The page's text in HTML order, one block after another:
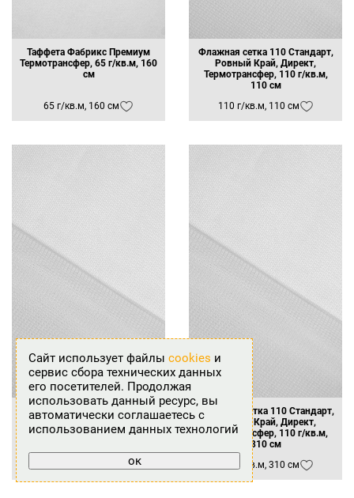
Таффета Фабрикс Премиум
Термотрансфер, 65 г/кв.м, 160
см
65 г/кв.м, 160 см
Флажная сетка 110 Стандарт,
Ровный Край, Директ,
Термотрансфер, 110 г/кв.м,
110 см
110 г/кв.м, 110 см
Флажная сетка 110 Стандарт,
Ровный Край, Директ,
Термотрансфер, 110 г/кв.м,
Флажная Сетка 110 Стандарт,
Ровный Край, Директ,
Термотрансфер, 110 г/кв.м,
310 см
110 г/кв.м, 310 см
Сайт использует файлы cookies и
сервис сбора технических данных
его посетителей. Продолжая
использовать данный ресурс, вы
автоматически соглашаетесь с
использованием данных технологий
ок